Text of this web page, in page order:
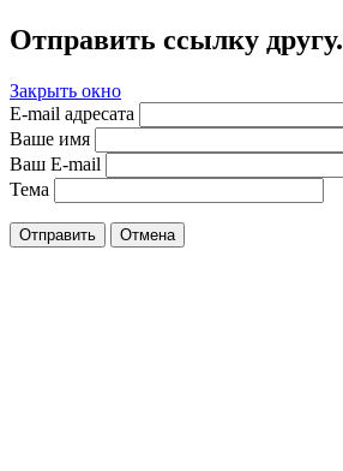
Отправить ссылку другу.
Закрыть окно
E-mail адресата
Ваше имя
Ваш E-mail
Тема
Отправить Отмена